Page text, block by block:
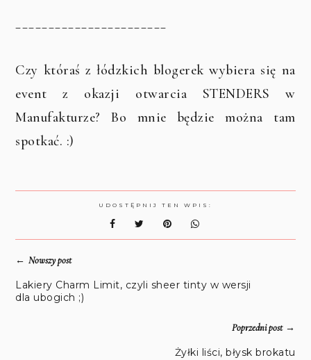
Czy któraś z łódzkich blogerek wybiera się na
event z okazji otwarcia STENDERS w
Manufakturze? Bo mnie będzie można tam
spotkać. :)
UDOSTĘPNIJ TEN WPIS:
←Nowszy post
Lakiery Charm Limit, czyli sheer tinty w wersji
dla ubogich ;)
Poprzedni post→
Żyłki liści, błysk brokatu